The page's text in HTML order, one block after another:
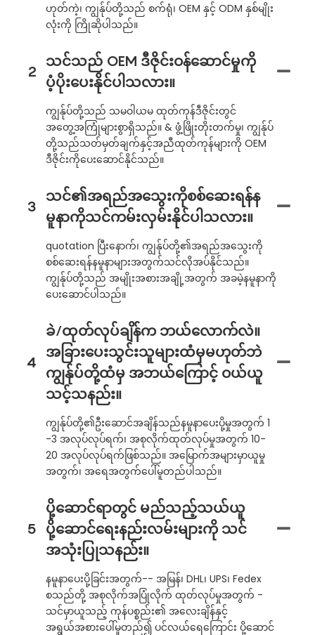
ဟုတ်ကဲ့၊ ကျွန်ုပ်တို့သည် စက်ရုံ၊ OEM နှင့် ODM နှစ်မျိုး
လုံးကို ကြိုဆိုပါသည်။
2
သင်သည် OEM ဒီဇိုင်းဝန်ဆောင်မှုကို
ပံ့ပိုးပေးနိုင်ပါသလား။
ကျွန်ုပ်တို့သည် သမဝါယမ ထုတ်ကုန်ဒီဇိုင်းတွင်
အတွေ့အကြုံများစွာရှိသည်။ & ဖွံ့ဖြိုးတိုးတက်မှု၊ ကျွန်ုပ်
တို့သည်သတ်မှတ်ချက်နှင့်အညီထုတ်ကုန်များကို OEM
ဒီဇိုင်းကိုပေးဆောင်နိုင်သည်။
3
သင်၏အရည်အသွေးကိုစစ်ဆေးရန်န
မူနာကိုသင်ကမ်းလှမ်းနိုင်ပါသလား။
quotation ပြီးနောက်၊ ကျွန်ုပ်တို့၏အရည်အသွေးကို
စစ်ဆေးရန်နမူနာများအတွက်သင်လိုအပ်နိုင်သည်။
ကျွန်ုပ်တို့သည် အမျိုးအစားအချို့အတွက် အခမဲ့နမူနာကို
ပေးဆောင်ပါသည်။
4
ခဲ/ထုတ်လုပ်ချိန်က ဘယ်လောက်လဲ။
အခြားပေးသွင်းသူများထံမှမဟုတ်ဘဲ
ကျွန်ုပ်တို့ထံမှ အဘယ်ကြောင့် ဝယ်ယူ
သင့်သနည်း။
ကျွန်ုပ်တို့၏ဦးဆောင်အချိန်သည်နမူနာပေးပို့မှုအတွက် 1
-3 အလုပ်လုပ်ရက်၊ အစုလိုက်ထုတ်လုပ်မှုအတွက် 10-
20 အလုပ်လုပ်ရက်ဖြစ်သည်။ အမြောက်အများမှာယူမှု
အတွက်၊ အရေအတွက်ပေါ်မူတည်ပါသည်။
5
ပို့ဆောင်ရာတွင် မည်သည့်သယ်ယူ
ပို့ဆောင်ရေးနည်းလမ်းများကို သင်
အသုံးပြုသနည်း။
နမူနာပေးပို့ခြင်းအတွက်-- အမြန်၊ DHL၊ UPS၊ Fedex
စသည်တို့ အစုလိုက်အပြုံလိုက် ထုတ်လုပ်မှုအတွက် -
သင်မှာယူသည့် ကုန်ပစ္စည်း၏ အလေးချိန်နှင့်
အရွယ်အစားပေါ်မူတည်၍ ပင်လယ်ရေကြောင်း ပို့ဆောင်